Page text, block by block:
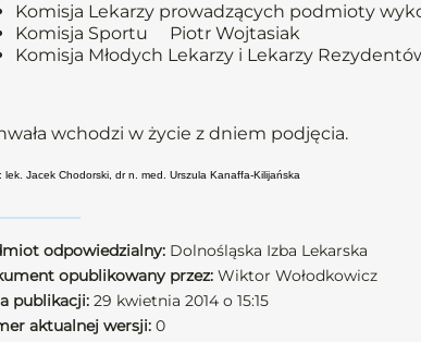
Komisja Lekarzy prowadzących podmioty
Komisja Sportu Piotr Wojtasiak
Komisja Młodych Lekarzy i Lekarzy
wchodzi w życie z dniem podjęcia.
lek. Jacek Chodorski, dr n. med. Urszula Kanaffa-Kilijańska
odpowiedzialny: Dolnośląska Izba Lekarska
opublikowany przez: Wiktor Wołodkowicz
publikacji: 29 kwietnia 2014 o 15:15
aktualnej wersji: 0